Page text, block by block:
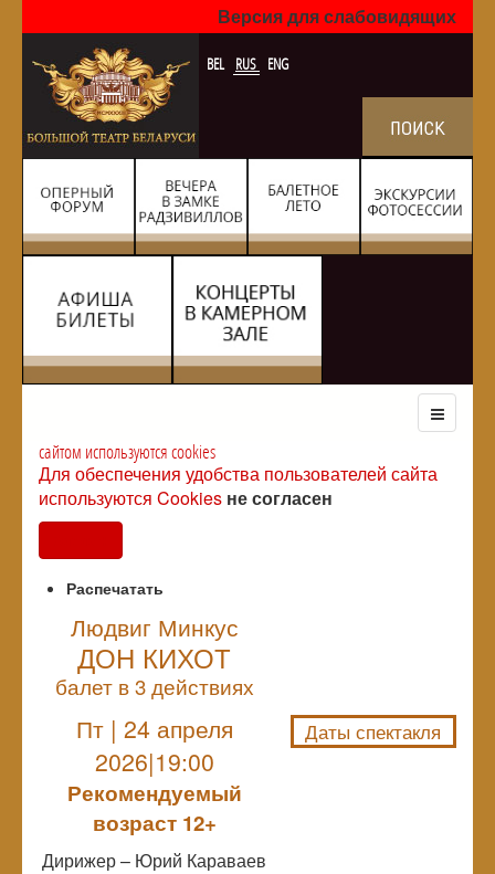
Версия для слабовидящих
BEL RUS ENG
сайтом используются cookies
Для обеспечения удобства пользователей сайта
используются Cookies не согласен
Распечатать
Людвиг Минкус
ДОН КИХОТ
балет в 3 действиях
Пт | 24 апреля
2026|19:00
Рекомендуемый
возраст 12+
Дирижер – Юрий Караваев
Даты спектакля